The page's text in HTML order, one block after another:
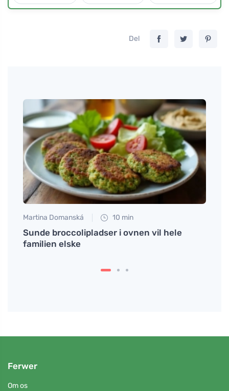
Del
Martina Domanská 10 min
Sunde broccolipladser i ovnen vil hele
familien elske
Ferwer
Om os